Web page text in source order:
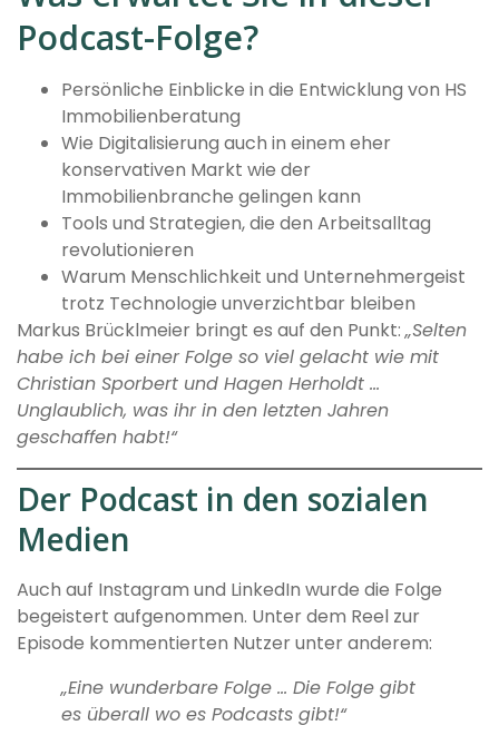
Podcast-Folge?
Persönliche Einblicke in die Entwicklung von HS
Immobilienberatung
Wie Digitalisierung auch in einem eher
konservativen Markt wie der
Immobilienbranche gelingen kann
Tools und Strategien, die den Arbeitsalltag
revolutionieren
Warum Menschlichkeit und Unternehmergeist
trotz Technologie unverzichtbar bleiben
Markus Brücklmeier bringt es auf den Punkt:„Selten
habe ich bei einer Folge so viel gelacht wie mit
Christian Sporbert und Hagen Herholdt …
Unglaublich, was ihr in den letzten Jahren
geschaffen habt!“
Der Podcast in den sozialen
Medien
Auch auf Instagram und LinkedIn wurde die Folge
begeistert aufgenommen. Unter dem Reel zur
Episode kommentierten Nutzer unter anderem:
„Eine wunderbare Folge … Die Folge gibt
es überall wo es Podcasts gibt!“